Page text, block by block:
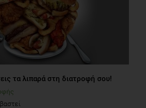
τα λιπαρά στη διατροφή σου!